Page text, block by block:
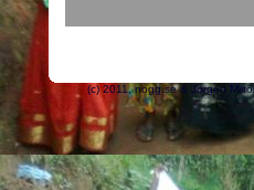
(c) 2011, nogg.se